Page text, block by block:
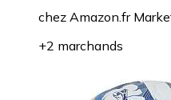
chez Amazon.fr
+2 marchands